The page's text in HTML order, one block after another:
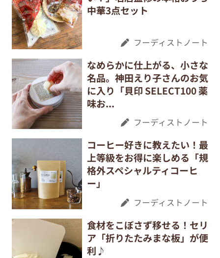
中華3点セット
フーディストノート
なめらかに仕上がる、小さな
名品。神田えり子さんのお気
に入り「貝印 SELECT100 薬
味お...
フーディストノート
コーヒー好きに教えたい！最
上等級をお得に楽しめる「規
格外スペシャルティコーヒ
ー」
フーディストノート
食材をこぼさず移せる！セリ
ア「折りたたみまな板」が便
利♪